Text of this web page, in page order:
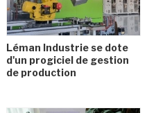
Léman Industrie se dote
d'un progiciel de gestion
de production